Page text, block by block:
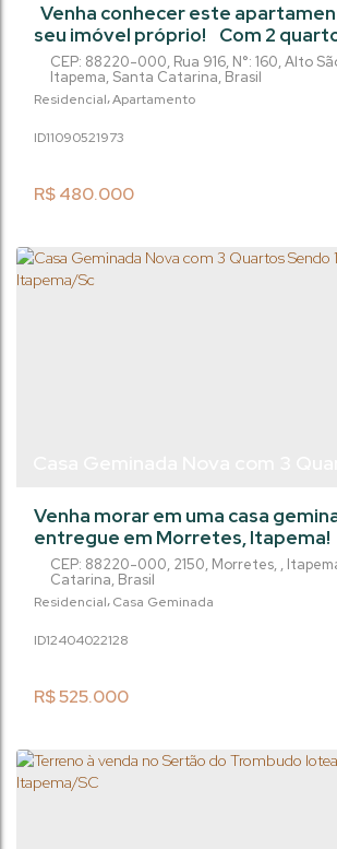
Residencial Apartamento
R$480.000
1973
1109052
CEP: 88220-000, Rua 916, N°: 160,Alto
Itapema, Santa Catarina, Brasil
Venha conhecer este
seu imóvel próprio! Com 2
garagem e área privada de
é perfeito para quem busca sair
investir! Além disso, o imóvel está localizado
com áreas de lazer. Não perca essa
Residencial Casa Geminada
R$525.000
2128
1240402
CEP: 88220-000, 2150, Morretes ,
Catarina, Brasil
Venha morar em uma casa
entregue em Morretes, Itapema!
residência conta com 2 quartos e
perfeita para acomodar sua
conforto. Além disso, possui uma
72m². Não perca a oportunidade
uma visita!